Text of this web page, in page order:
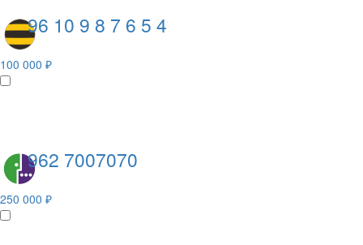
96 10 9 8 7 6 5 4
100 000 ₽
962 7007070
250 000 ₽